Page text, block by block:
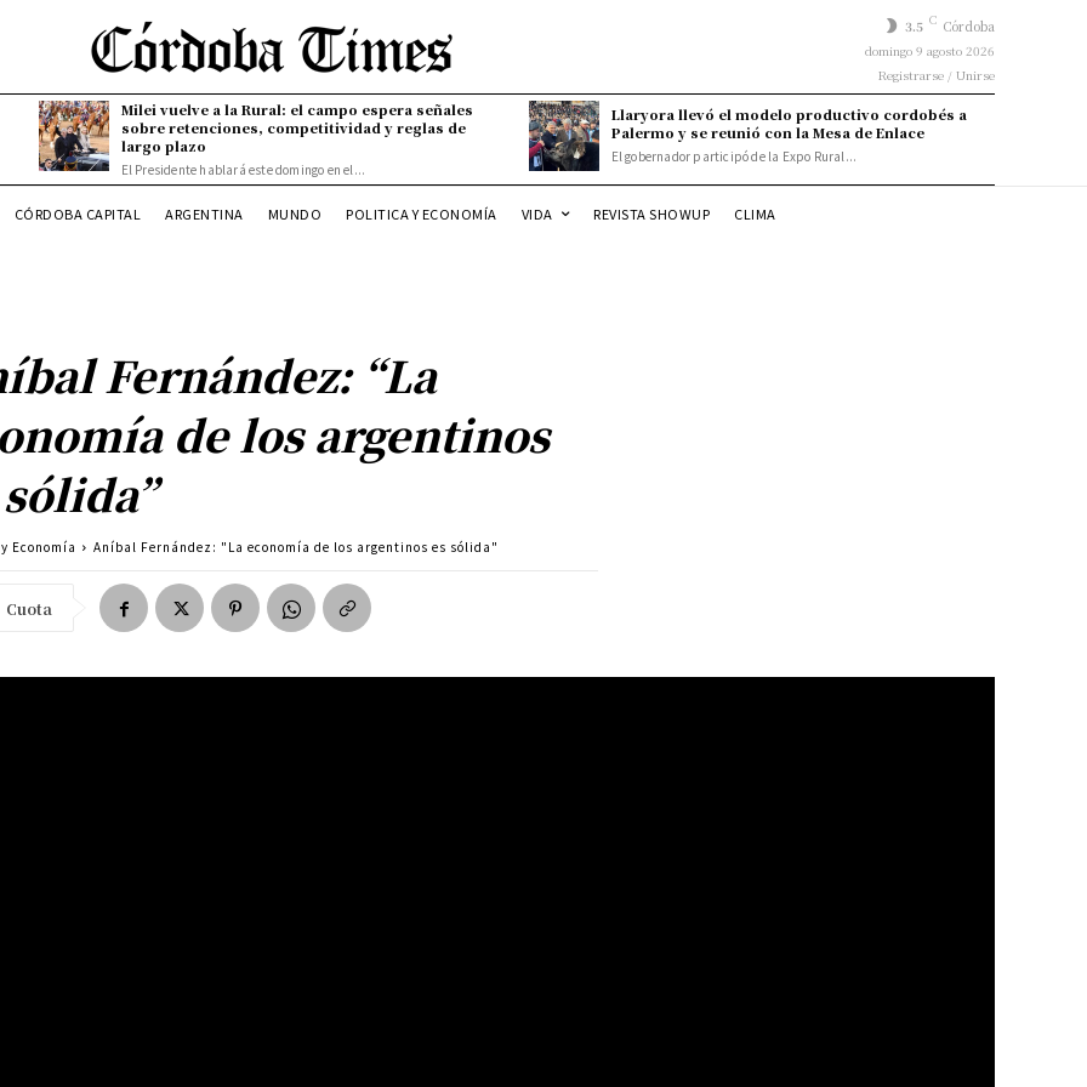
3.5 C Córdoba
domingo 9 agosto 2026
Registrarse / Unirse
Milei vuelve a la Rural: el campo espera señales
sobre retenciones, competitividad y reglas de
largo plazo
El Presidente hablará este domingo en el...
Llaryora llevó el modelo productivo cordobés a
Palermo y se reunió con la Mesa de Enlace
El gobernador participó de la Expo Rural...
CÓRDOBA CAPITAL ARGENTINA MUNDO POLITICA Y ECONOMÍA VIDA REVISTA SHOWUP CLIMA
Fernández: “La
de los argentinos
Economía Aníbal Fernández: "La economía de los argentinos es sólida"
Cuota